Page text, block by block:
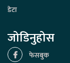
डेटा
जोडिनुहोस
फेसबुक